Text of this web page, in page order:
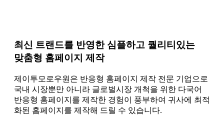
최신 트랜드를 반영한 심플하고 퀄리티있는
맞춤형 홈페이지 제작
제이투모로우원은 반응형 홈페이지 제작 전문 기업으로
국내 시장뿐만 아니라 글로벌시장 개척을 위한 다국어
반응형 홈페이지를 제작한 경험이 풍부하여 귀사에 최적
화된 홈페이지를 제작해 드릴 수 있습니다.